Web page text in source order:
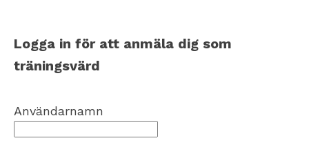
Logga in för att anmäla dig som
träningsvärd
Användarnamn